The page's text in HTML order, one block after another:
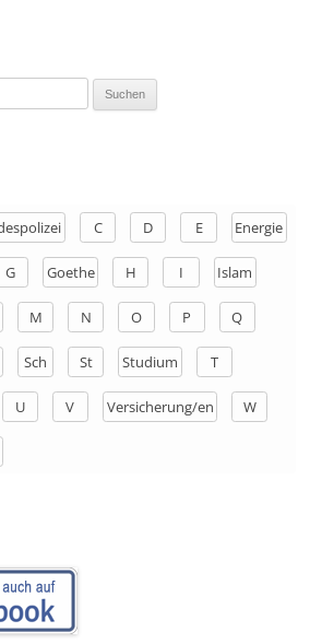
C D E Energie
G Goethe H I Islam
M N O P Q
Sch St Studium T
U V Versicherung/en W